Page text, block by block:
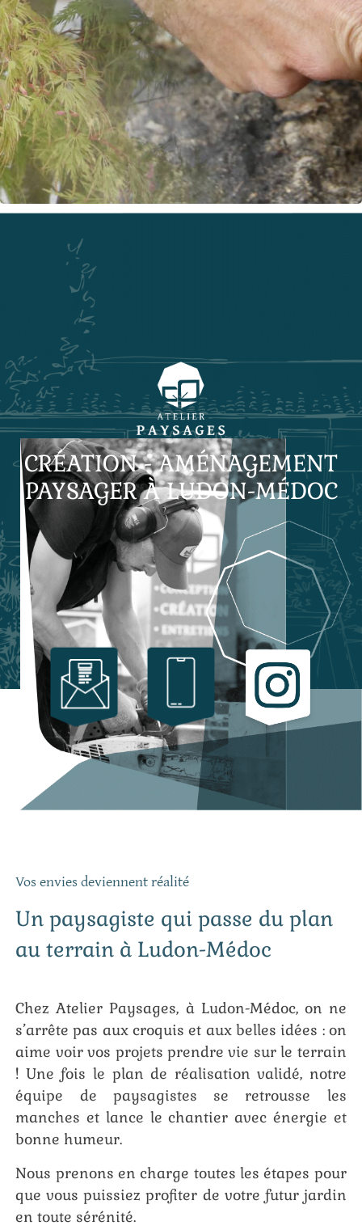
CRÉATION - AMÉNAGEMENT
PAYSAGER À LUDON-MÉDOC
Vos envies deviennent réalité
Un paysagiste qui passe du plan
au terrain à Ludon-Médoc
Chez Atelier Paysages, à Ludon-Médoc, on ne
s’arrête pas aux croquis et aux belles idées : on
aime voir vos projets prendre vie sur le terrain
! Une fois le plan de réalisation validé, notre
équipe de paysagistes se retrousse les
manches et lance le chantier avec énergie et
bonne humeur.
Nous prenons en charge toutes les étapes pour
que vous puissiez profiter de votre futur jardin
en toute sérénité.